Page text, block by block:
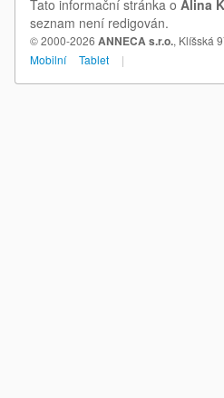
Tato informační stránka o Alina
seznam není redigován.
© 2000-2026 ANNECA s.r.o., Klíšská
Mobilní
Tablet |